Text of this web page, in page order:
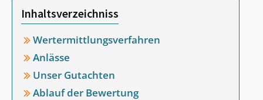
Inhaltsverzeichniss
Wertermittlungsverfahren
Anlässe
Unser Gutachten
Ablauf der Bewertung